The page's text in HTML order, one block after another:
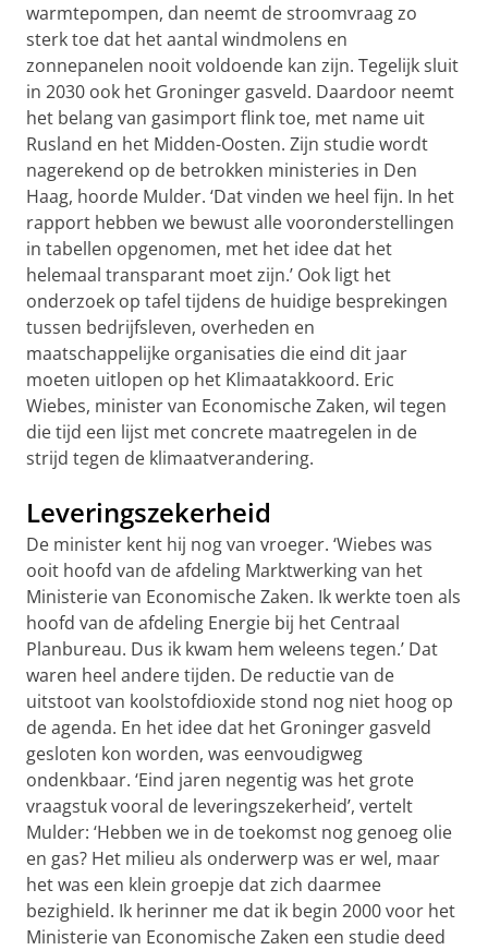
warmtepompen, dan neemt de stroomvraag zo
sterk toe dat het aantal windmolens en
zonnepanelen nooit voldoende kan zijn. Tegelijk sluit
in 2030 ook het Groninger gasveld. Daardoor neemt
het belang van gasimport flink toe, met name uit
Rusland en het Midden-Oosten. Zijn studie wordt
nagerekend op de betrokken ministeries in Den
Haag, hoorde Mulder. ‘Dat vinden we heel fijn. In het
rapport hebben we bewust alle vooronderstellingen
in tabellen opgenomen, met het idee dat het
helemaal transparant moet zijn.’ Ook ligt het
onderzoek op tafel tijdens de huidige besprekingen
tussen bedrijfsleven, overheden en
maatschappelijke organisaties die eind dit jaar
moeten uitlopen op het Klimaatakkoord. Eric
Wiebes, minister van Economische Zaken, wil tegen
die tijd een lijst met concrete maatregelen in de
strijd tegen de klimaatverandering.
Leveringszekerheid
De minister kent hij nog van vroeger. ‘Wiebes was
ooit hoofd van de afdeling Marktwerking van het
Ministerie van Economische Zaken. Ik werkte toen als
hoofd van de afdeling Energie bij het Centraal
Planbureau. Dus ik kwam hem weleens tegen.’ Dat
waren heel andere tijden. De reductie van de
uitstoot van koolstofdioxide stond nog niet hoog op
de agenda. En het idee dat het Groninger gasveld
gesloten kon worden, was eenvoudigweg
ondenkbaar. ‘Eind jaren negentig was het grote
vraagstuk vooral de leveringszekerheid’, vertelt
Mulder: ‘Hebben we in de toekomst nog genoeg olie
en gas? Het milieu als onderwerp was er wel, maar
het was een klein groepje dat zich daarmee
bezighield. Ik herinner me dat ik begin 2000 voor het
Ministerie van Economische Zaken een studie deed